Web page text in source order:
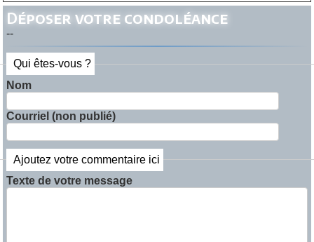
Déposer votre condoléance
--
Qui êtes-vous ?
Nom
Courriel (non publié)
Ajoutez votre commentaire ici
Texte de votre message